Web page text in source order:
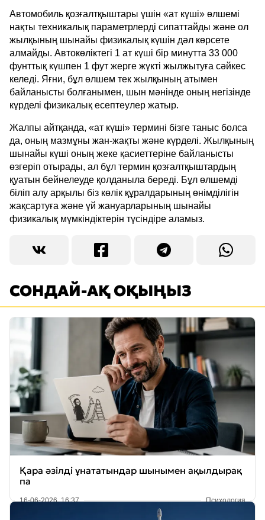
Автомобиль қозғалтқыштары үшін «ат күші» өлшемі
нақты техникалық параметрлерді сипаттайды және ол
жылқының шынайы физикалық күшін дәл көрсете
алмайды. Автокөліктегі 1 ат күші бір минутта 33 000
фунттық күшпен 1 фут жерге жүкті жылжытуға сәйкес
келеді. Яғни, бұл өлшем тек жылқының атымен
байланысты болғанымен, шын мәнінде оның негізінде
күрделі физикалық есептеулер жатыр.
Жалпы айтқанда, «ат күші» термині бізге таныс болса
да, оның мазмұны жан-жақты және күрделі. Жылқының
шынайы күші оның жеке қасиеттеріне байланысты
өзгеріп отырады, ал бұл термин қозғалтқыштардың
қуатын бейнелеуде қолданыла береді. Бұл өлшемді
біліп алу арқылы біз көлік құралдарының өнімділігін
жақсартуға және үй жануарларының шынайы
физикалық мүмкіндіктерін түсіндіре аламыз.
СОНДАЙ-АҚ ОҚЫҢЫЗ
Қара әзілді ұнататындар шынымен ақылдырақ
па
16-06-2026, 16:37 Психология